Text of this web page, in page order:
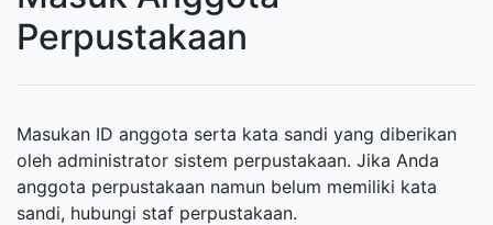
Perpustakaan
Masukan ID anggota serta kata sandi yang diberikan
oleh administrator sistem perpustakaan. Jika Anda
anggota perpustakaan namun belum memiliki kata
sandi, hubungi staf perpustakaan.